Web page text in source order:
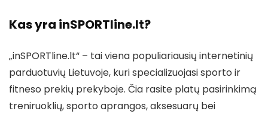
Kas yra inSPORTline.lt?
„inSPORTline.lt“ – tai viena populiariausių internetinių
parduotuvių Lietuvoje, kuri specializuojasi sporto ir
fitneso prekių prekyboje. Čia rasite platų pasirinkimą
treniruoklių, sporto aprangos, aksesuarų bei